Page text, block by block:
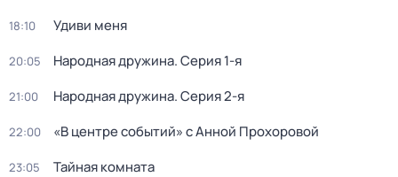
18:10 Удиви меня
20:05 Народная дружина. Серия 1-я
21:00 Народная дружина. Серия 2-я
22:00 «В центре событий» с Анной Прохоровой
23:05 Тайная комната